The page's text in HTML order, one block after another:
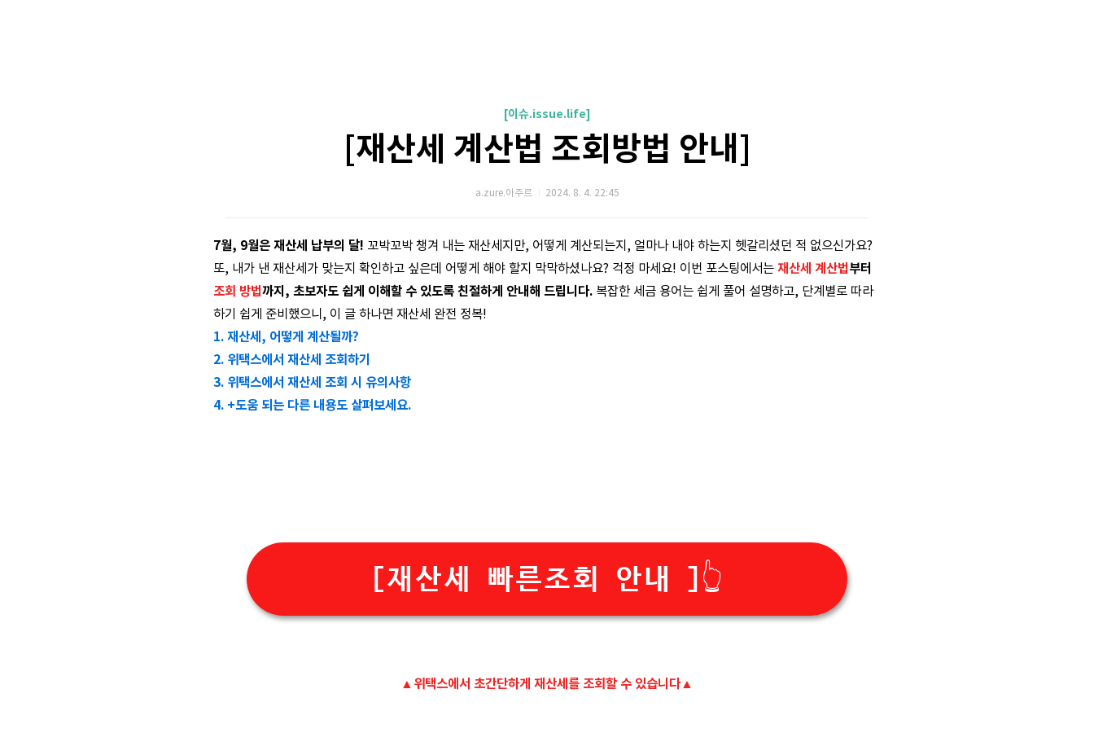
[이슈.issue.life]
[재산세 계산법 조회방법 안내]
a.zure.아주르 2024. 8. 4. 22:45
7월, 9월은 재산세 납부의 달! 꼬박꼬박 챙겨 내는 재산세지만, 어떻게 계산되는지, 얼마나 내야 하는지 헷갈리셨던 적 없으신가요?
또, 내가 낸 재산세가 맞는지 확인하고 싶은데 어떻게 해야 할지 막막하셨나요? 걱정 마세요! 이번 포스팅에서는 재산세 계산법부터
조회 방법까지, 초보자도 쉽게 이해할 수 있도록 친절하게 안내해 드립니다. 복잡한 세금 용어는 쉽게 풀어 설명하고, 단계별로 따라
하기 쉽게 준비했으니, 이 글 하나면 재산세 완전 정복!
1. 재산세, 어떻게 계산될까?
2. 위택스에서 재산세 조회하기
3. 위택스에서 재산세 조회 시 유의사항
4. +도움 되는 다른 내용도 살펴보세요.
[재산세 빠른조회 안내 ]👆️
▲위택스에서 초간단하게 재산세를 조회할 수 있습니다▲